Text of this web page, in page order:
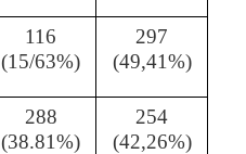
116
(15/63%)
297
(49,41%)
288
(38.81%)
254
(42,26%)